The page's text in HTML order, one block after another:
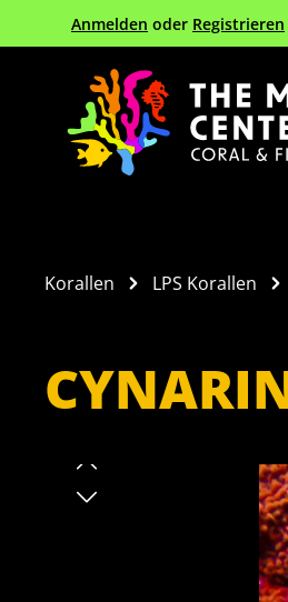
Hauptnavigation springen
Anmelden oder Registrieren
Korallen LPS Korallen
Bildergalerie